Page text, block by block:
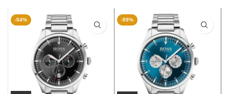
-54% -59%